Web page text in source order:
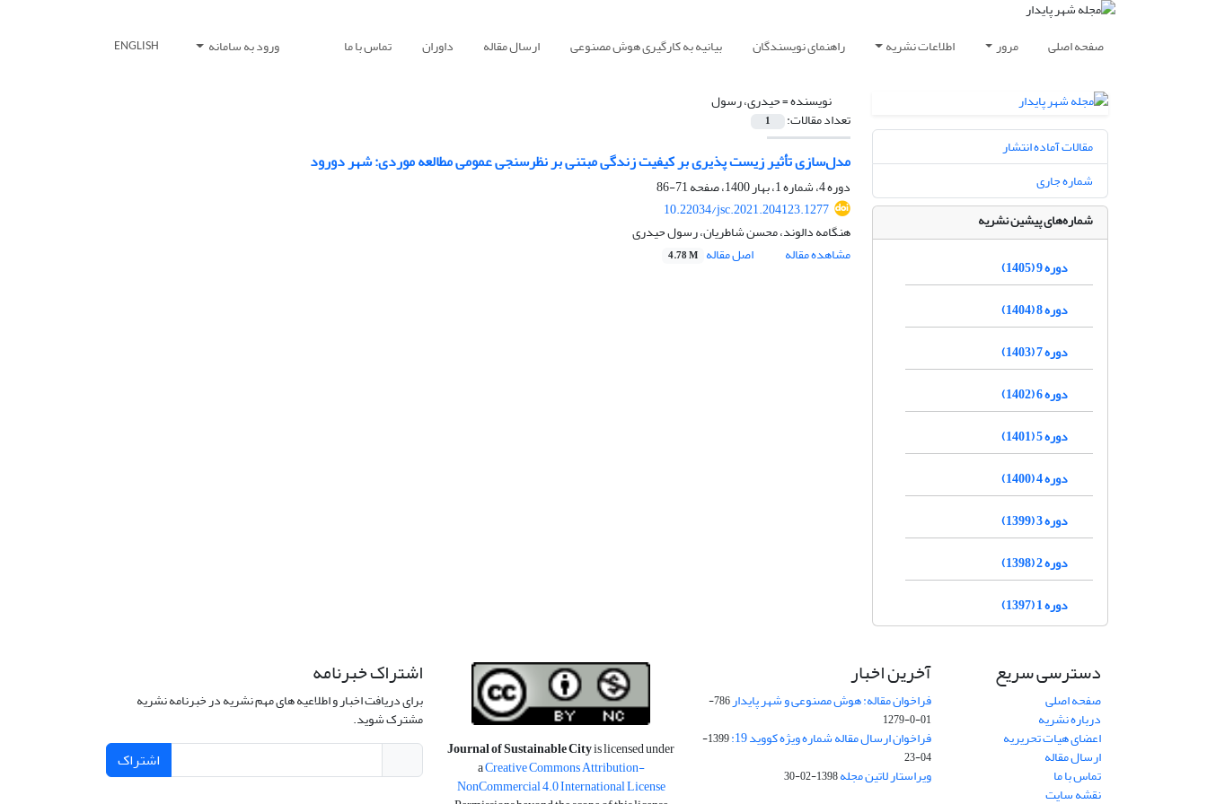
صفحه اصلی مرور اطلاعات نشریه راهنمای نویسندگان بیانیه به کارگیری هوش مصنوعی ارسال مقاله داوران تماس با ما ورود به سامانه ENGLISH
نویسنده =حیدری، رسول
تعداد مقالات: 1
مدل‌سازی تأثیر زیست پذیری بر کیفیت زندگی مبتنی بر نظرسنجی عمومی مطالعه موردی: شهر دورود
دوره 4، شماره 1، بهار 1400، صفحه
71-86
10.22034/jsc.2021.204123.1277
هنگامه دالوند، محسن شاطریان، رسول حیدری
مشاهده مقاله
اصل مقاله 4.78 M
مقالات آماده انتشار
شماره جاری
شماره‌های پیشین نشریه
دوره 9 (1405)
دوره 8 (1404)
دوره 7 (1403)
دوره 6 (1402)
دوره 5 (1401)
دوره 4 (1400)
دوره 3 (1399)
دوره 2 (1398)
دوره 1 (1397)
دسترسی سریع
صفحه اصلی
درباره نشریه
اعضای هیات تحریریه
ارسال مقاله
تماس با ما
نقشه سایت
آخرین اخبار
فراخوان مقاله: هوش مصنوعی و شهر پایدار
786-
01-0-1279
فراخوان ارسال مقاله شماره ویژه کووید 19:
1399-
04-23
ویراستار لاتین مجله1398-02-30
Journal of Sustainable Cityis licensed under
aCreative Commons Attribution-
NonCommercial 4.0 International License
اشتراک خبرنامه
برای دریافت اخبار و اطلاعیه های مهم نشریه در خبرنامه نشریه
مشترک شوید.
اشتراک